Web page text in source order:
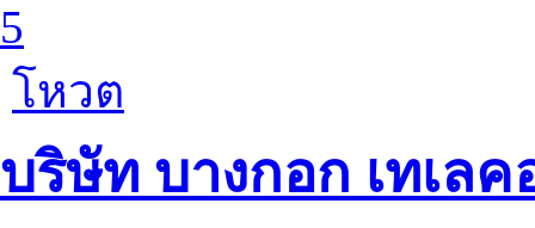
5
โหวต
บริษัท บางกอก เทเล